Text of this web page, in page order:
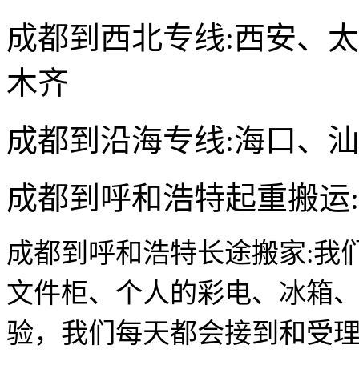
成都到 西北专线:西安、
木齐
成都到 沿海专线:海口、
成都到呼和浩特起重搬
成都到呼和浩特长途搬家:我
文件柜、个人的彩电、冰箱
验，我们每天都会接到和受